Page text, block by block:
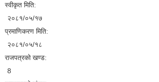
स्वीकृत मिति:
२०८१/०५/१७
प्रमाणिकरण मिति:
२०८१/०५/१८
राजपत्रको खण्ड:
8